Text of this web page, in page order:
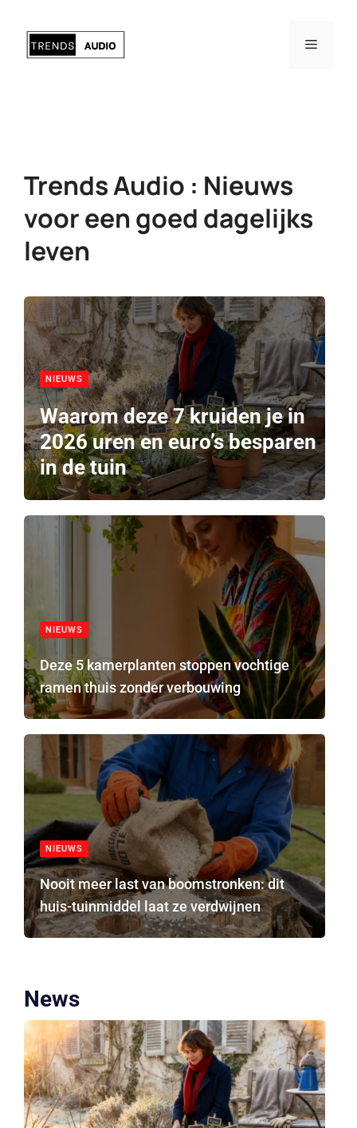
naar
Menu
Trends Audio : Nieuws
voor een goed dagelijks
leven
NIEUWS
Waarom deze 7 kruiden je in
2026 uren en euro’s besparen
in de tuin
NIEUWS
Deze 5 kamerplanten stoppen vochtige
ramen thuis zonder verbouwing
NIEUWS
Nooit meer last van boomstronken: dit
huis-tuinmiddel laat ze verdwijnen
News